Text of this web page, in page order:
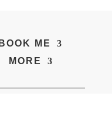
BOOK ME
MORE